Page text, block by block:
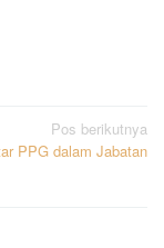
Pos berikutnya
PPG dalam Jabatan